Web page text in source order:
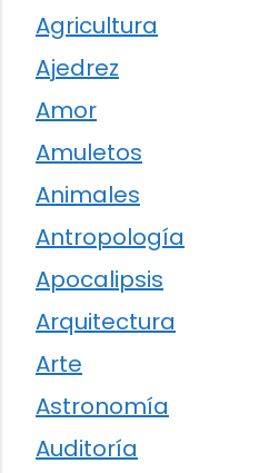
Agricultura
Ajedrez
Amor
Amuletos
Animales
Antropología
Apocalipsis
Arquitectura
Arte
Astronomía
Auditoría